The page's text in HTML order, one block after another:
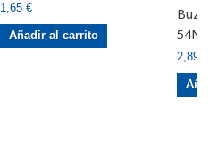
1,65 €
Añadir al carrito
54N
2,89 €